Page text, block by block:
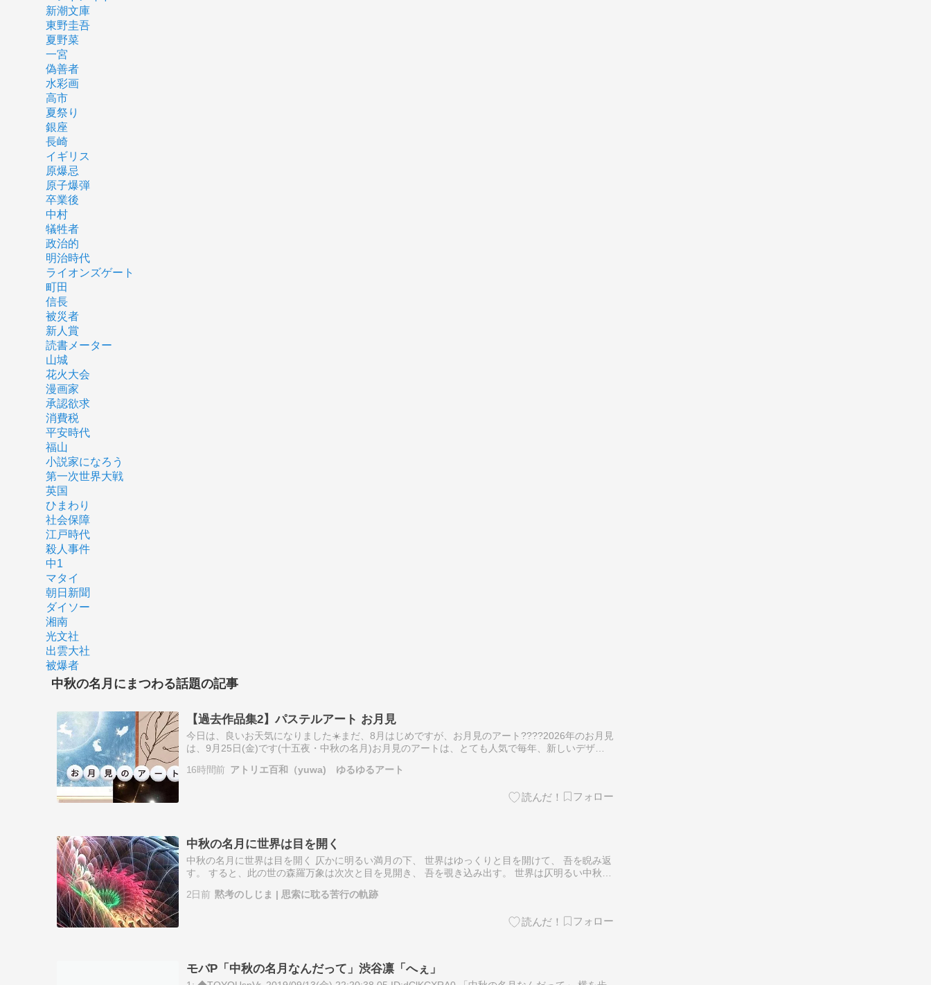
新潮文庫
東野圭吾
夏野菜
一宮
偽善者
水彩画
高市
夏祭り
銀座
長崎
イギリス
原爆忌
原子爆弾
卒業後
中村
犠牲者
政治的
明治時代
ライオンズゲート
町田
信長
被災者
新人賞
読書メーター
山城
花火大会
漫画家
承認欲求
消費税
平安時代
福山
小説家になろう
第一次世界大戦
英国
ひまわり
社会保障
江戸時代
殺人事件
中1
マタイ
朝日新聞
ダイソー
湘南
光文社
出雲大社
被爆者
中秋の名月にまつわる話題の記事
【過去作品集2】パステルアート お月見
今日は、良いお天気になりました☀️まだ、8月はじめですが、お月見のアート????2026年のお月見
は、9月25日(金)です(十五夜・中秋の名月)お月見のアートは、とても人気で毎年、新しいデザイ
16時間前 アトリエ百和（yuwa) ゆるゆるアート
中秋の名月に世界は目を開く
中秋の名月に世界は目を開く 仄かに明るい満月の下、 世界はゆっくりと目を開けて、 吾を睨み返
す。 すると、此の世の森羅万象は次次と目を見開き、 吾を覗き込み出す。 世界は仄明るい中秋の
れ動…
2日前 黙考のしじま | 思索に耽る苦行の軌跡
モバP「中秋の名月なんだって」渋谷凛「へぇ」